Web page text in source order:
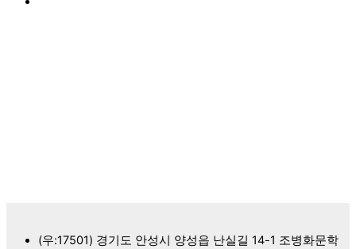
(우:17501) 경기도 안성시 양성읍 난실길 14-1 조병화문학